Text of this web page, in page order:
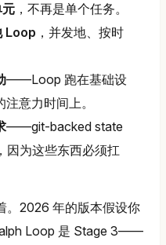
，不再是单个任务。
Loop ，并发地、按时
——Loop 跑在基础设
意力时间上。
——git-backed state
因为这些东西必须扛
。2026 年的版本假设你
Loop 是 Stage 3——